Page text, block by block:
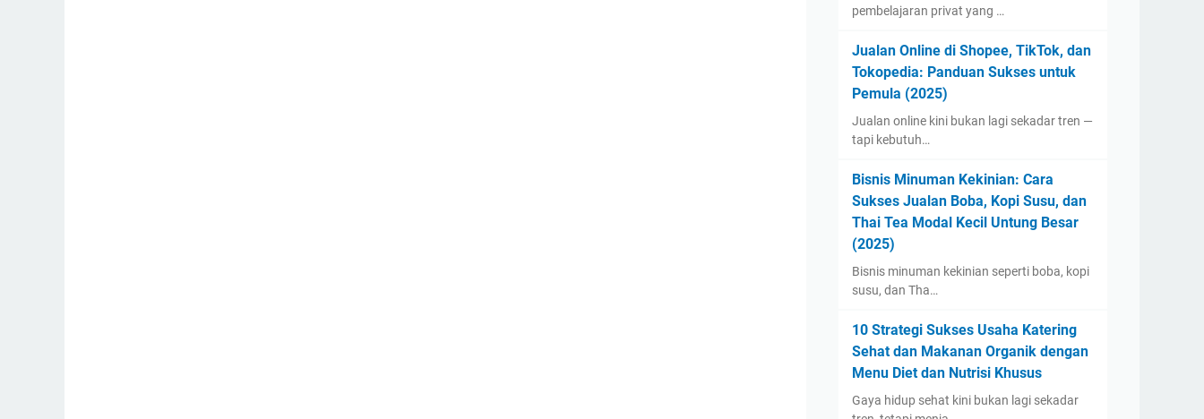
pembelajaran privat yang …
Jualan Online di Shopee, TikTok, dan
Tokopedia: Panduan Sukses untuk
Pemula (2025)
Jualan online kini bukan lagi sekadar tren —
tapi kebutuh…
Bisnis Minuman Kekinian: Cara
Sukses Jualan Boba, Kopi Susu, dan
Thai Tea Modal Kecil Untung Besar
(2025)
Bisnis minuman kekinian seperti boba, kopi
susu, dan Tha…
10 Strategi Sukses Usaha Katering
Sehat dan Makanan Organik dengan
Menu Diet dan Nutrisi Khusus
Gaya hidup sehat kini bukan lagi sekadar